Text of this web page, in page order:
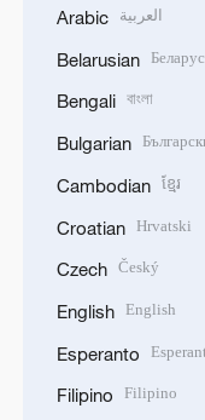
Arabic العربية
Belarusian
Bengali বাংলা
Bulgarian
Cambodian ខ្មែរ
Croatian Hrvatski
Czech Český
English English
Esperanto
Filipino Filipino